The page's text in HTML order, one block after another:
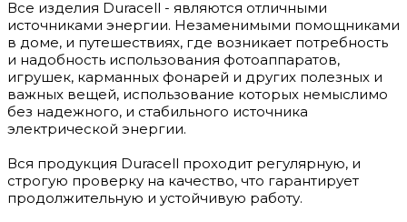
Все изделия Duracell - являются отличными
источниками энергии. Незаменимыми помощниками
в доме, и путешествиях, где возникает потребность
и надобность использования фотоаппаратов,
игрушек, карманных фонарей и других полезных и
важных вещей, использование которых немыслимо
без надежного, и стабильного источника
электрической энергии.
Вся продукция Duracell проходит регулярную, и
строгую проверку на качество, что гарантирует
продолжительную и устойчивую работу.